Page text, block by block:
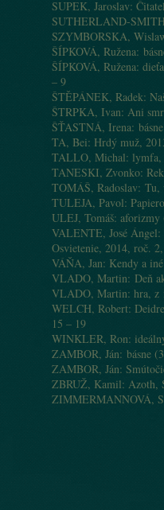
SUPEK, Jaroslav:
SUTHERLAND-
SZYMBORSKA,
ŠÍPKOVÁ, Ružena:
ŠÍPKOVÁ, Ružena:
– 9
ŠTĚPÁNEK, Radek:
ŠTRPKA, Ivan: Ani
ŠŤASTNÁ, Irena:
TA, Bei: Hrdý muž,
TALLO, Michal: lymfa,
TANESKI, Zvonko:
TOMÁŠ, Radoslav:
TULEJA, Pavol:
ULEJ, Tomáš:
VALENTE, José Ángel:
Osvietenie, 2014, roč.
VÁŇA, Jan: Kendy a
VLADO, Martin: Deň
VLADO, Martin: hra, z
WELCH, Robert:
15 – 19
WINKLER, Ron:
ZAMBOR, Ján: básne
ZAMBOR, Ján:
ZBRUŽ, Kamil: Azoth,
ZIMMERMANNOVÁ,